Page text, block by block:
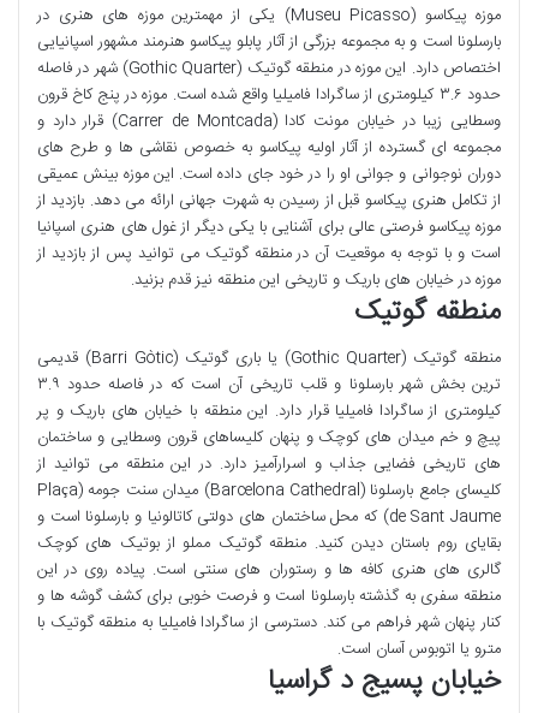
موزه پیکاسو (Museu Picasso) یکی از مهمترین موزه های هنری در
بارسلونا است و به مجموعه بزرگی از آثار پابلو پیکاسو هنرمند مشهور اسپانیایی
اختصاص دارد. این موزه در منطقه گوتیک (Gothic Quarter) شهر در فاصله
حدود ۳.۶ کیلومتری از ساگرادا فامیلیا واقع شده است. موزه در پنج کاخ قرون
وسطایی زیبا در خیابان مونت کادا (Carrer de Montcada) قرار دارد و
مجموعه ای گسترده از آثار اولیه پیکاسو به خصوص نقاشی ها و طرح های
دوران نوجوانی و جوانی او را در خود جای داده است. این موزه بینش عمیقی
از تکامل هنری پیکاسو قبل از رسیدن به شهرت جهانی ارائه می دهد. بازدید از
موزه پیکاسو فرصتی عالی برای آشنایی با یکی دیگر از غول های هنری اسپانیا
است و با توجه به موقعیت آن در منطقه گوتیک می توانید پس از بازدید از
موزه در خیابان های باریک و تاریخی این منطقه نیز قدم بزنید.
منطقه گوتیک
منطقه گوتیک (Gothic Quarter) یا باری گوتیک (Barri Gòtic) قدیمی
ترین بخش شهر بارسلونا و قلب تاریخی آن است که در فاصله حدود ۳.۹
کیلومتری از ساگرادا فامیلیا قرار دارد. این منطقه با خیابان های باریک و پر
پیچ و خم میدان های کوچک و پنهان کلیساهای قرون وسطایی و ساختمان
های تاریخی فضایی جذاب و اسرارآمیز دارد. در این منطقه می توانید از
کلیسای جامع بارسلونا (Barcelona Cathedral) میدان سنت جومه (Plaça
de Sant Jaume) که محل ساختمان های دولتی کاتالونیا و بارسلونا است و
بقایای روم باستان دیدن کنید. منطقه گوتیک مملو از بوتیک های کوچک
گالری های هنری کافه ها و رستوران های سنتی است. پیاده روی در این
منطقه سفری به گذشته بارسلونا است و فرصت خوبی برای کشف گوشه ها و
کنار پنهان شهر فراهم می کند. دسترسی از ساگرادا فامیلیا به منطقه گوتیک با
مترو یا اتوبوس آسان است.
خیابان پسیج د گراسیا